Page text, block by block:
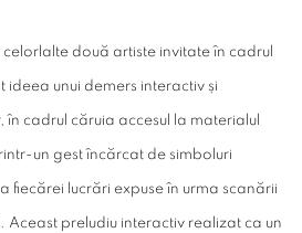
două artiste invitate în cadrul
ideea unui demers interactiv și
cadrul căruia accesul la materialul
un gest încărcat de simboluri
fiecărei lucrări expuse în urma scanării
Aceast preludiu interactiv realizat ca un